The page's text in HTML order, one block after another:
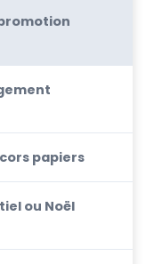
papiers
ou Noël